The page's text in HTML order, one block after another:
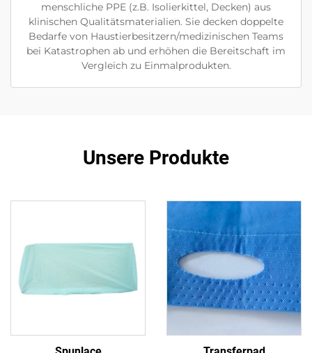
menschliche PPE (z.B. Isolierkittel, Decken) aus
klinischen Qualitätsmaterialien. Sie decken doppelte
Bedarfe von Haustierbesitzern/medizinischen Teams
bei Katastrophen ab und erhöhen die Bereitschaft im
Vergleich zu Einmalprodukten.
Unsere Produkte